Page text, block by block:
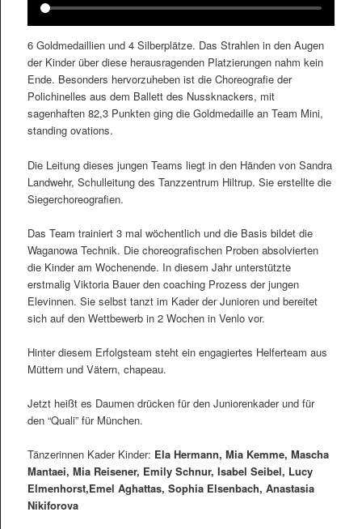
6 Goldmedaillien und 4 Silberplätze. Das Strahlen in den Augen
der Kinder über diese herausragenden Platzierungen nahm kein
Ende. Besonders hervorzuheben ist die Choreografie der
Polichinelles aus dem Ballett des Nussknackers, mit
sagenhaften 82,3 Punkten ging die Goldmedaille an Team Mini,
standing ovations.
Die Leitung dieses jungen Teams liegt in den Händen von Sandra
Landwehr, Schulleitung des Tanzzentrum Hiltrup. Sie erstellte die
Siegerchoreografien.
Das Team trainiert 3 mal wöchentlich und die Basis bildet die
Waganowa Technik. Die choreografischen Proben absolvierten
die Kinder am Wochenende. In diesem Jahr unterstützte
erstmalig Viktoria Bauer den coaching Prozess der jungen
Elevinnen. Sie selbst tanzt im Kader der Junioren und bereitet
sich auf den Wettbewerb in 2 Wochen in Venlo vor.
Hinter diesem Erfolgsteam steht ein engagiertes Helferteam aus
Müttern und Vätern, chapeau.
Jetzt heißt es Daumen drücken für den Juniorenkader und für
den “Quali” für München.
Tänzerinnen Kader Kinder: Ela Hermann, Mia Kemme, Mascha
Mantaei, Mia Reisener, Emily Schnur, Isabel Seibel, Lucy
Elmenhorst,Emel Aghattas, Sophia Elsenbach, Anastasia
Nikiforova